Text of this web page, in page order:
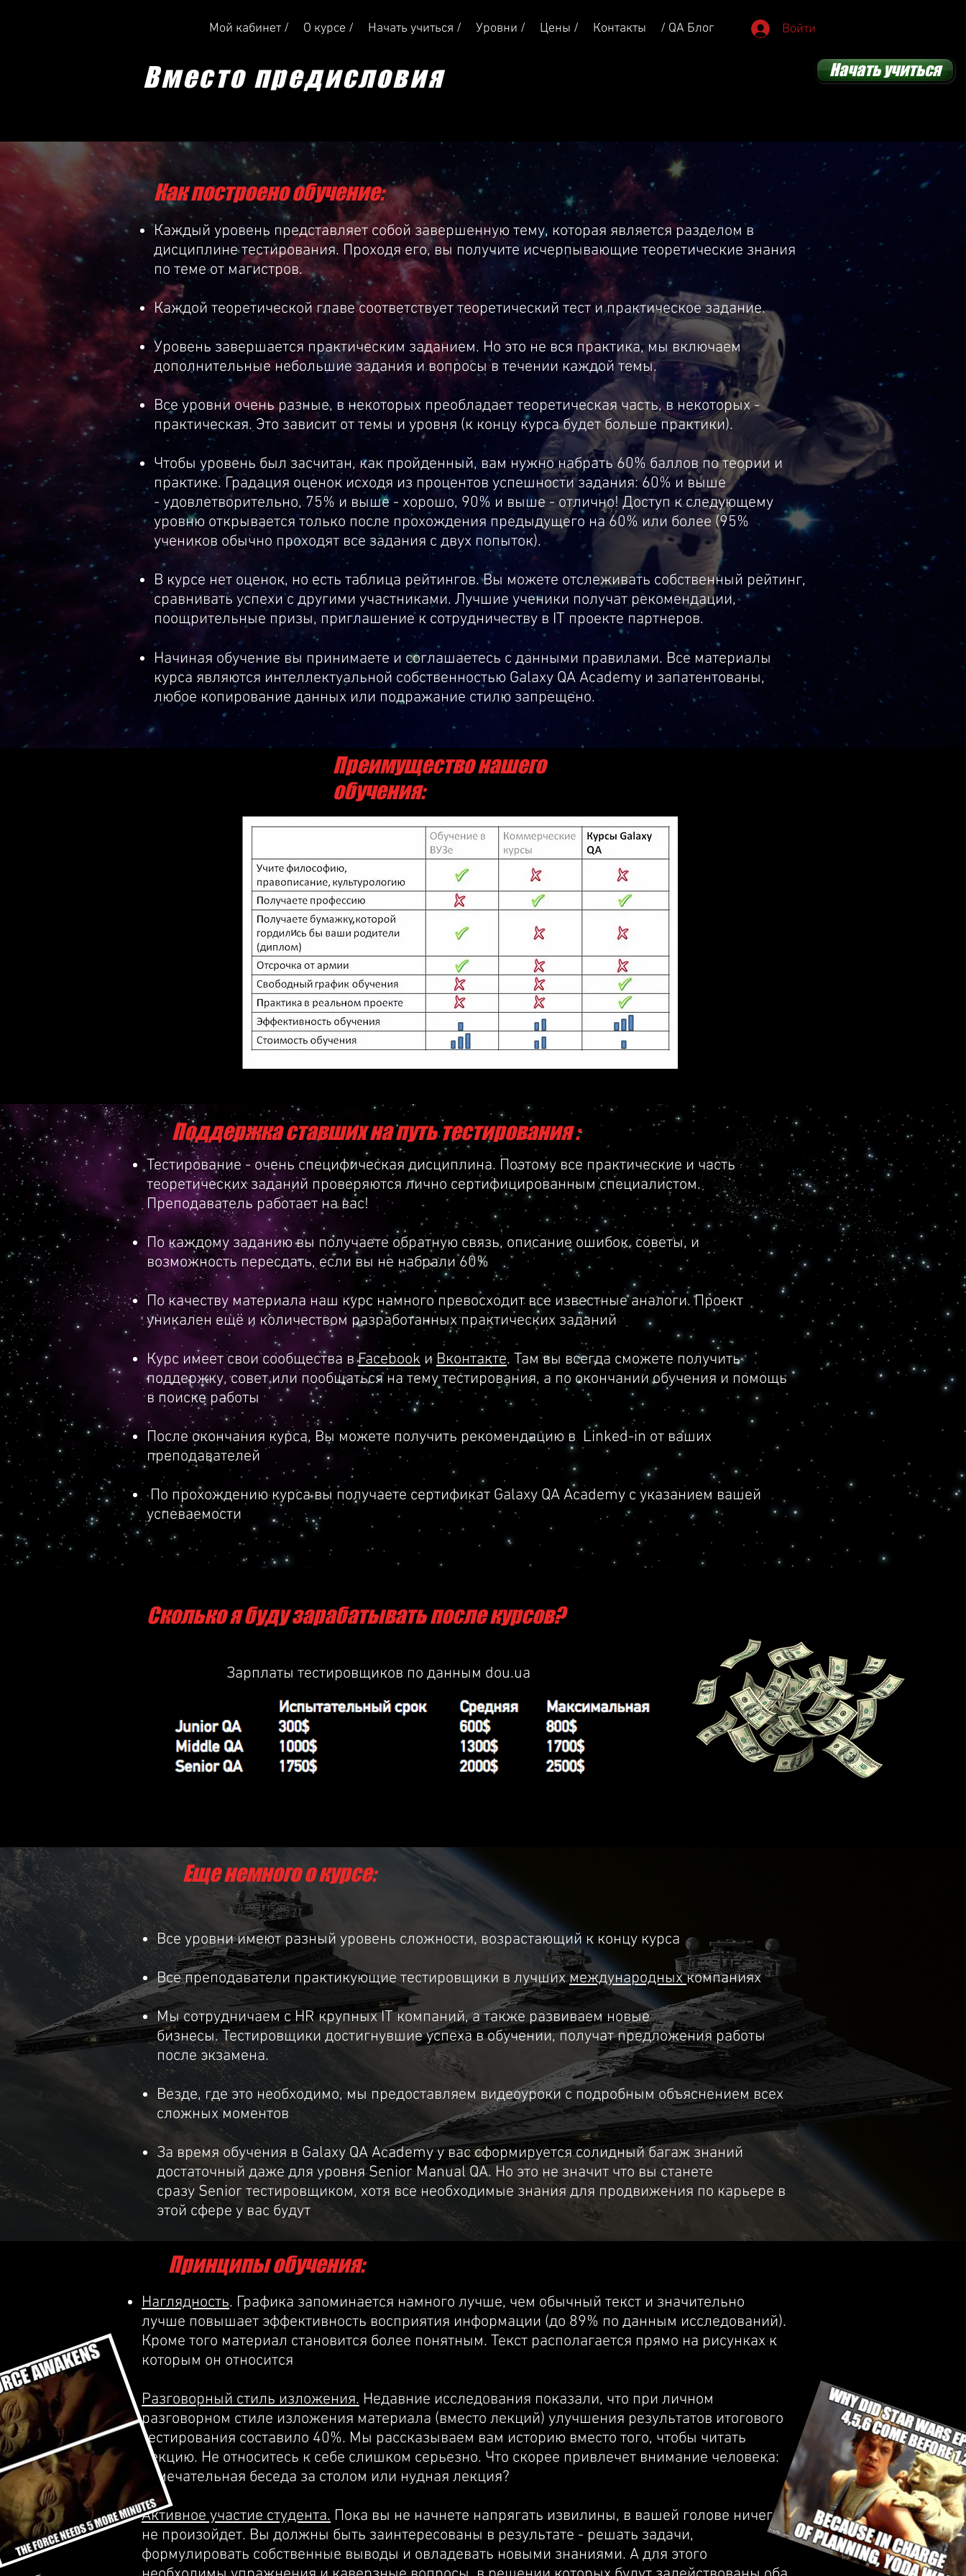
Мой кабинет / О курсе / Начать учиться / Уровни / Цены / Контакты / QA Блог Войти
Начать учиться
Вместо предисловия
Как построено обучение:
Каждый уровень представляет собой завершенную тему, которая является разделом в
дисциплине тестирования. Проходя его, вы получите исчерпывающие теоретические знания
по теме от магистров.
Каждой теоретической главе соответствует теоретический тест и практическое задание.
Уровень завершается практическим заданием. Но это не вся практика, мы включаем
дополнительные небольшие задания и вопросы в течении каждой темы.
Все уровни очень разные, в некоторых преобладает теоретическая часть, в некоторых -
практическая. Это зависит от темы и уровня (к концу курса будет больше практики).
Чтобы уровень был засчитан, как пройденный, вам нужно набрать 60% баллов по теории и
практике. Градация оценок исходя из процентов успешности задания: 60% и выше
- удовлетворительно, 75% и выше - хорошо, 90% и выше - отлично! Доступ к следующему
уровню открывается только после прохождения предыдущего на 60% или более (95%
учеников обычно проходят все задания с двух попыток).
В курсе нет оценок, но есть таблица рейтингов. Вы можете отслеживать собственный рейтинг,
сравнивать успехи с другими участниками. Лучшие ученики получат рекомендации,
поощрительные призы, приглашение к сотрудничеству в IT проекте партнеров.
Начиная обучение вы принимаете и соглашаетесь с данными правилами. Все материалы
курса являются интеллектуальной собственностью Galaxy QA Academy и запатентованы,
любое копирование данных или подражание стилю запрещено.
Преимущество нашего
обучения:
и
*Сформировать ядро необходимых знаний и навыков по тестированию программного обеспечения: desktop,
moblie, web-приложений;
*Определить цели и задачи тестирования программного обеспечения ;
*Ознакомить с основами методологий разработки программного обеспечения - итерационными и гибкими
моделями;
*Обозначить основные методы тестирования программного обеспечения;
*Научить использовать и разрабатывать тестовую документацию: Requirements, Test - Plan, Test - Case, Bug -
Report, Test – Protocol и др.
*Научить выполнять оценку (estimate) поставленной задачи, а также способы нахождение и документирования
дефектов;
*Обучить основам теории БД и применение SQL.
Поддержка ставших на путь тестирования :
Тестирование - очень специфическая дисциплина. Поэтому все практические и часть
теоретических заданий проверяются лично сертифицированным специалистом.
Преподаватель работает на вас!
По каждому заданию вы получаете обратную связь, описание ошибок, советы, и
возможность пересдать, если вы не набрали 60%
По качеству материала наш курс намного превосходит все известные аналоги. Проект
уникален ещё и количеством разработанных практических заданий
Курс имеет свои сообщества вFacebook иВконтакте. Там вы всегда сможете получить
поддержку, совет или пообщаться на тему тестирования, а по окончании обучения и помощь
в поиске работы
После окончания курса, Вы можете получить рекомендацию в Linked-in от ваших
преподавателей
По прохождению курса вы получаете сертификат Galaxy QA Academy с указанием вашей
успеваемости
Сколько я буду зарабатывать после курсов?
Зарплаты тестировщиков по данным dou.ua
Еще немного о курсе:
Все уровни имеют разный уровень сложности, возрастающий к концу курса
Все преподаватели практикующие тестировщики в лучшихмеждународныхкомпаниях
Мы сотрудничаем с HR крупных IT компаний, а также развиваем новые
бизнесы. Тестировщики достигнувшие успеха в обучении, получат предложения работы
после экзамена.
Везде, где это необходимо, мы предоставляем видеоуроки с подробным объяснением всех
сложных моментов
За время обучения в Galaxy QA Academy у вас сформируется солидный багаж знаний
достаточный даже для уровня Senior Manual QA. Но это не значит что вы станете
сразу Senior тестировщиком, хотя все необходимые знания для продвижения по карьере в
этой сфере у вас будут​
Принципы обучения:
Наглядность. Графика запоминается намного лучше, чем обычный текст и значительно
лучше повышает эффективность восприятия информации (до 89% по данным исследований).
Кроме того материал становится более понятным. Текст располагается прямо на рисунках к
которым он относится
Разговорный стиль изложения. Недавние исследования показали, что при личном
разговорном стиле изложения материала (вместо лекций) улучшения результатов итогового
тестирования составило 40%. Мы рассказываем вам историю вместо того, чтобы читать
лекцию. Не относитесь к себе слишком серьезно. Что скорее привлечет внимание человека:
замечательная беседа за столом или нудная лекция?
Активное участие студента. Пока вы не начнете напрягать извилины, в вашей голове ничего
не произойдет. Вы должны быть заинтересованы в результате - решать задачи,
формулировать собственные выводы и овладевать новыми знаниями. А для этого